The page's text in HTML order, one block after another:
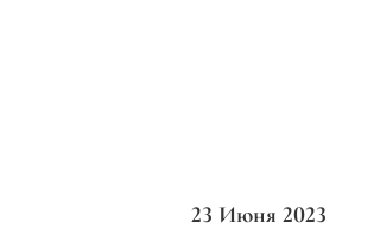
23 Июня 2023